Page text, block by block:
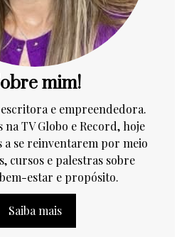
mim!
e empreendedora.
na TV Globo e Record, hoje
a se reinventarem por meio
cursos e palestras sobre
estar e propósito.
Saiba mais